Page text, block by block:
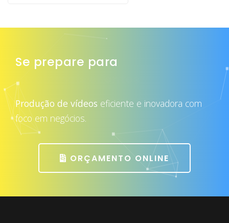
Se prepare para
atrair mais clientes
Produção de vídeos eficiente e inovadora com
foco em negócios.
ORÇAMENTO ONLINE